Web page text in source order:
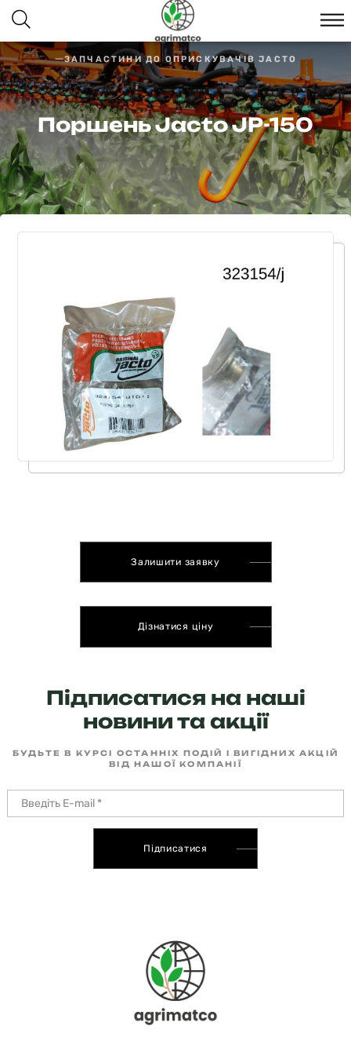
ЗАПЧАСТИНИ ДО ОПРИСКУВАЧІВ JACTO
Поршень Jacto JP-150
Залишити заявку
Дізнатися ціну
Підписатися на наші
новини та акції
БУДЬТЕ В КУРСІ ОСТАННІХ ПОДІЙ І ВИГІДНИХ АКЦІЙ
ВІД НАШОЇ КОМПАНІЇ
Підписатися